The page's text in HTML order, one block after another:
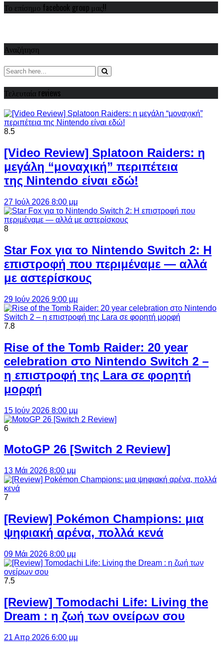
Το επίσημο facebook group μας!!
Αναζήτηση
Τελευταία reviews
8.5
[Video Review] Splatoon Raiders: η
μεγάλη “μοναχική” περιπέτεια
της Nintendo είναι εδώ!
27 Ιούλ 2026 8:00 μμ
8
Star Fox για το Nintendo Switch 2: Η
επιστροφή που περιμέναμε — αλλά
με αστερίσκους
29 Ιούν 2026 9:00 μμ
7.8
Rise of the Tomb Raider: 20 year
celebration στο Nintendo Switch 2 –
η επιστροφή της Lara σε φορητή
μορφή
15 Ιούν 2026 8:00 μμ
6
MotoGP 26 [Switch 2 Review]
13 Μάι 2026 8:00 μμ
7
[Review] Pokémon Champions: μια
ψηφιακή αρένα, πολλά κενά
09 Μάι 2026 8:00 μμ
7.5
[Review] Tomodachi Life: Living the
Dream : η ζωή των ονείρων σου
21 Απρ 2026 6:00 μμ